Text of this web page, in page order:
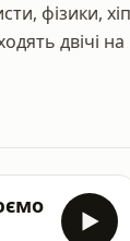
фізики,
двічі на